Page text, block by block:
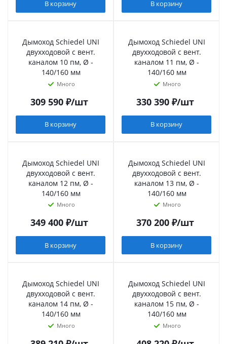
В корзину В корзину
Дымоход Schiedel UNI
двухходовой с вент.
каналом 10 пм, Ø -
140/160 мм
Много
309 590₽/шт
В корзину
Дымоход Schiedel UNI
двухходовой с вент.
каналом 11 пм, Ø -
140/160 мм
Много
330 390₽/шт
В корзину
Дымоход Schiedel UNI
двухходовой с вент.
каналом 12 пм, Ø -
140/160 мм
Много
349 400₽/шт
В корзину
Дымоход Schiedel UNI
двухходовой с вент.
каналом 13 пм, Ø -
140/160 мм
Много
370 200₽/шт
В корзину
Дымоход Schiedel UNI
двухходовой с вент.
каналом 14 пм, Ø -
140/160 мм
Много
Дымоход Schiedel UNI
двухходовой с вент.
каналом 15 пм, Ø -
140/160 мм
Много